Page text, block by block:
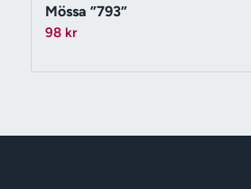
Mössa ”793”
98 kr